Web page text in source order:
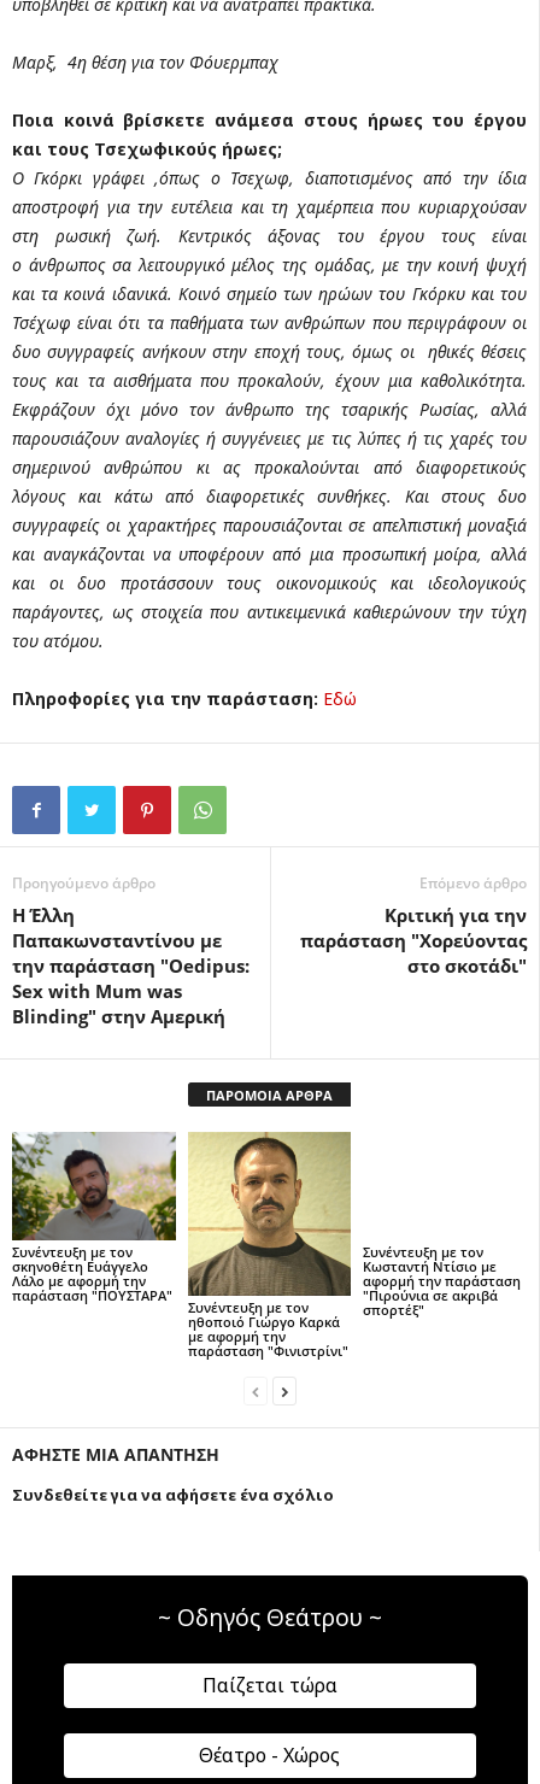
Μαρξ, 4η θέση για τον Φόυερμπαχ
Ποια κοινά βρίσκετε ανάμεσα στους ήρωες του έργου
και τους Τσεχωφικούς ήρωες;
Ο Γκόρκι γράφει ,όπως ο Τσεχωφ, διαποτισμένος από την ίδια
αποστροφή για την ευτέλεια και τη χαμέρπεια που κυριαρχούσαν
στη ρωσική ζωή. Κεντρικός άξονας του έργου τους είναι
ο άνθρωπος σα λειτουργικό μέλος της ομάδας, με την κοινή ψυχή
και τα κοινά ιδανικά. Κοινό σημείο των ηρώων του Γκόρκυ και του
Τσέχωφ είναι ότι τα παθήματα των ανθρώπων που περιγράφουν οι
δυο συγγραφείς ανήκουν στην εποχή τους, όμως οι ηθικές θέσεις
τους και τα αισθήματα που προκαλούν, έχουν μια καθολικότητα.
Εκφράζουν όχι μόνο τον άνθρωπο της τσαρικής Ρωσίας, αλλά
παρουσιάζουν αναλογίες ή συγγένειες με τις λύπες ή τις χαρές του
σημερινού ανθρώπου κι ας προκαλούνται από διαφορετικούς
λόγους και κάτω από διαφορετικές συνθήκες. Και στους δυο
συγγραφείς οι χαρακτήρες παρουσιάζονται σε απελπιστική μοναξιά
και αναγκάζονται να υποφέρουν από μια προσωπική μοίρα, αλλά
και οι δυο προτάσσουν τους οικονομικούς και ιδεολογικούς
παράγοντες, ως στοιχεία που αντικειμενικά καθιερώνουν την τύχη
του ατόμου.
Πληροφορίες για την παράσταση: Εδώ
Προηγούμενο άρθρο
Η Έλλη
Παπακωνσταντίνου με
την παράσταση "Οedipus:
Sex with Mum was
Blinding" στην Αμερική
Επόμενο άρθρο
Κριτική για την
παράσταση "Χορεύοντας
στο σκοτάδι"
ΠΑΡΟΜΟΙΑ ΑΡΘΡΑ
Συνέντευξη με τον
σκηνοθέτη Ευάγγελο
Λάλο με αφορμή την
παράσταση "ΠΟΥΣΤΑΡΑ"
Συνέντευξη με τον
ηθοποιό Γιώργο Καρκά
με αφορμή την
παράσταση "Φινιστρίνι"
Συνέντευξη με τον
Κωσταντή Ντίσιο με
αφορμή την παράσταση
"Πιρούνια σε ακριβά
σπορτέξ"
ΑΦΗΣΤΕ ΜΙΑ ΑΠΑΝΤΗΣΗ
Συνδεθείτε για να αφήσετε ένα σχόλιο
~ Οδηγός Θεάτρου ~
Παίζεται τώρα
Θέατρο - Χώρος